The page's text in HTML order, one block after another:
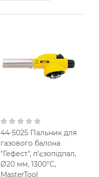
44-5025 Пальник для
газового балона
"Гефест", п'єзопідпал,
Ø20 мм, 1300°С,
MasterTool